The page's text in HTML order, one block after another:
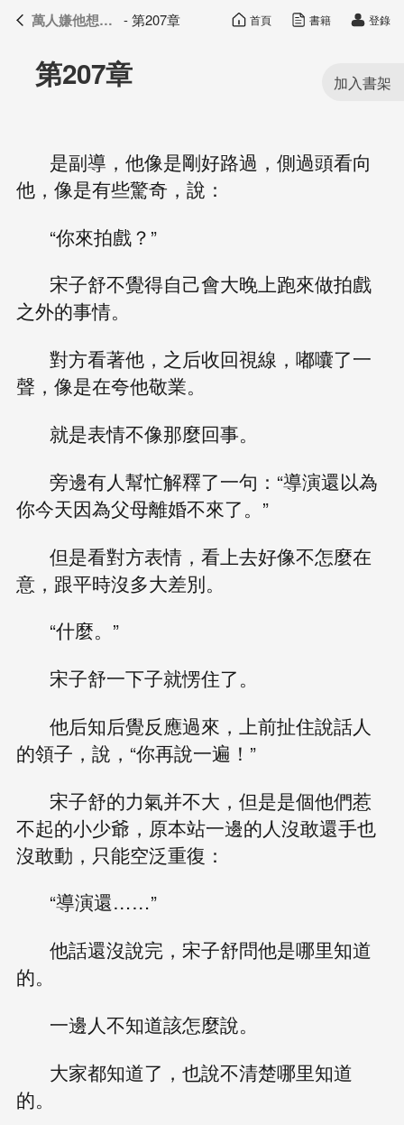
萬人嫌他想開了 目錄
第207章
是副導，他像是剛好路過，側過頭看向
他，像是有些驚奇，說：
“你來拍戲？”
宋子舒不覺得自己會大晚上跑來做拍戲
之外的事情。
對方看著他，之后收回視線，嘟囔了一
聲，像是在夸他敬業。
就是表情不像那麼回事。
旁邊有人幫忙解釋了一句：“導演還以為
你今天因為父母離婚不來了。”
但是看對方表情，看上去好像不怎麼在
意，跟平時沒多大差別。
“什麼。”
宋子舒一下子就愣住了。
他后知后覺反應過來，上前扯住說話人
的領子，說，“你再說一遍！”
宋子舒的力氣并不大，但是是個他們惹
不起的小少爺，原本站一邊的人沒敢還手也
沒敢動，只能空泛重復：
“導演還……”
他話還沒說完，宋子舒問他是哪里知道
的。
一邊人不知道該怎麼說。
大家都知道了，也說不清楚哪里知道
的。
萬人嫌他想開了 - 第207章 首頁 書籍 登錄